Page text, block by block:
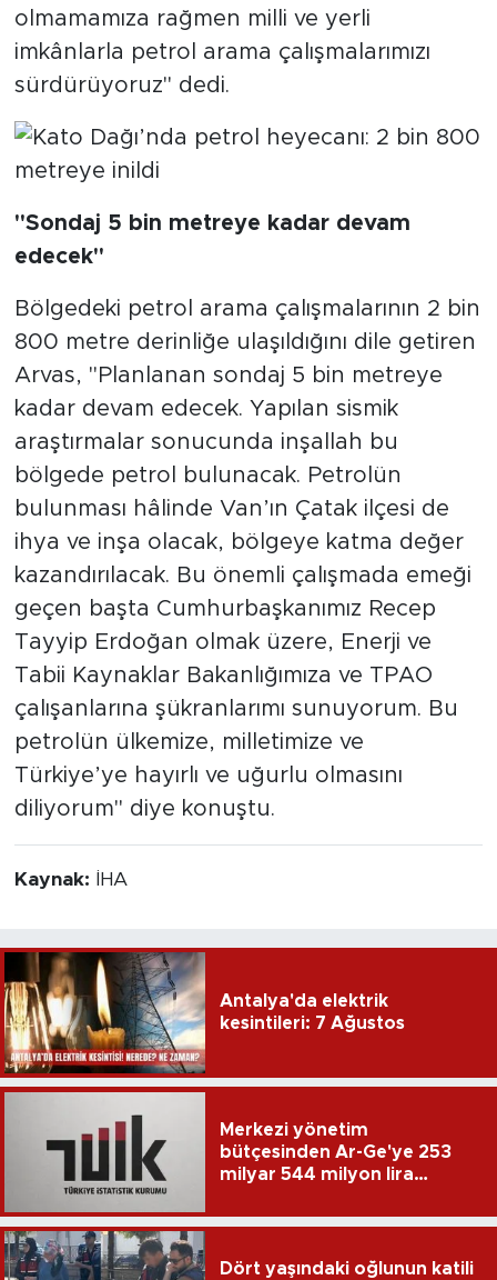
olmamamıza rağmen milli ve yerli
imkânlarla petrol arama çalışmalarımızı
sürdürüyoruz" dedi.
"Sondaj 5 bin metreye kadar devam
edecek"
Bölgedeki petrol arama çalışmalarının 2 bin
800 metre derinliğe ulaşıldığını dile getiren
Arvas, "Planlanan sondaj 5 bin metreye
kadar devam edecek. Yapılan sismik
araştırmalar sonucunda inşallah bu
bölgede petrol bulunacak. Petrolün
bulunması hâlinde Van’ın Çatak ilçesi de
ihya ve inşa olacak, bölgeye katma değer
kazandırılacak. Bu önemli çalışmada emeği
geçen başta Cumhurbaşkanımız Recep
Tayyip Erdoğan olmak üzere, Enerji ve
Tabii Kaynaklar Bakanlığımıza ve TPAO
çalışanlarına şükranlarımı sunuyorum. Bu
petrolün ülkemize, milletimize ve
Türkiye’ye hayırlı ve uğurlu olmasını
diliyorum" diye konuştu.
Kaynak: İHA
Antalya'da elektrik
kesintileri: 7 Ağustos
Merkezi yönetim
bütçesinden Ar-Ge'ye 253
milyar 544 milyon lira
Dört yaşındaki oğlunun katili